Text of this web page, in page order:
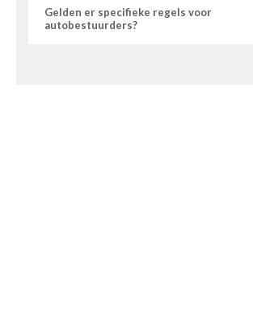
Gelden er specifieke regels voor
autobestuurders?